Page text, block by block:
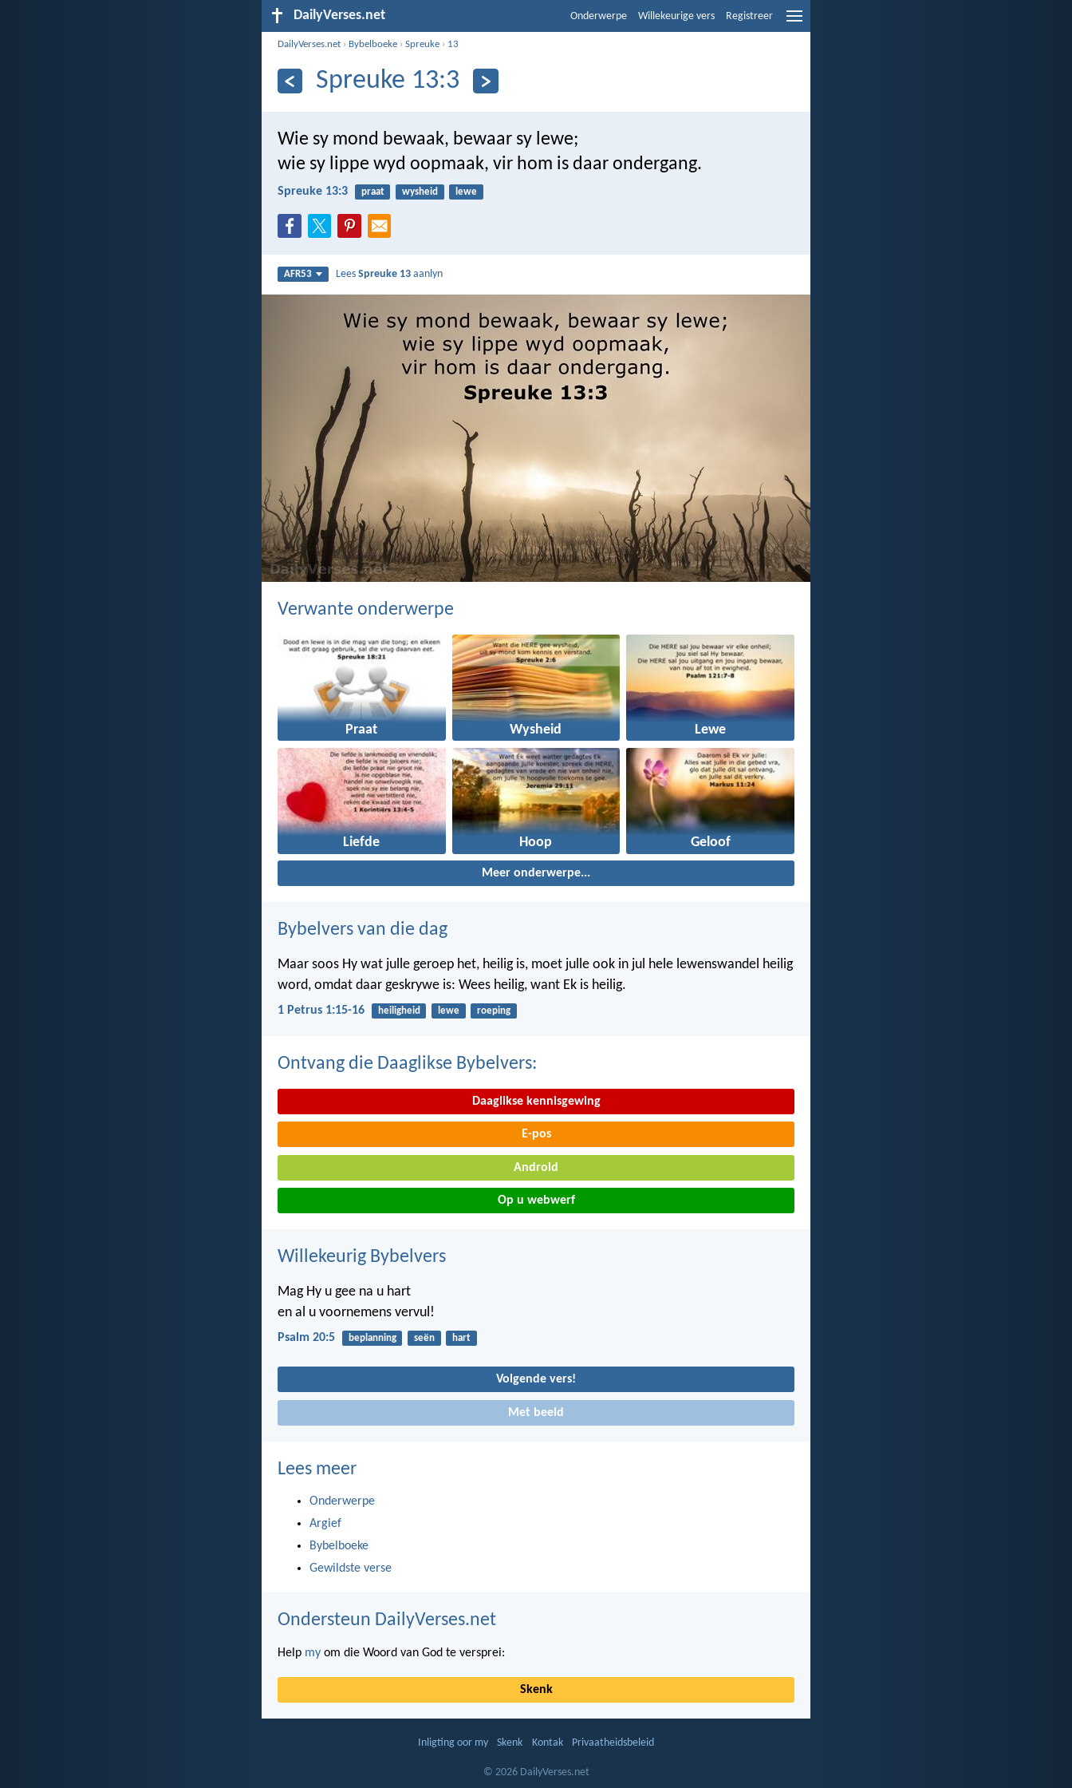
DailyVerses.net Onderwerpe Willekeurige vers Registreer
DailyVerses.net › Bybelboeke ›Spreuke › 13
Spreuke 13:3
Wie sy mond bewaak, bewaar sy lewe;
wie sy lippe wyd oopmaak, vir hom is daar ondergang.
Spreuke 13:3 praat wysheid lewe
AFR53 LeesSpreuke 13 aanlyn
Verwante onderwerpe
Praat Wysheid Lewe
Liefde Hoop Geloof
Meer onderwerpe...
Bybelvers van die dag
Maar soos Hy wat julle geroep het, heilig is, moet julle ook in jul hele lewenswandel heilig
word, omdat daar geskrywe is: Wees heilig, want Ek is heilig.
1 Petrus 1:15-16 heiligheid lewe roeping
Ontvang die Daaglikse Bybelvers:
Daaglikse kennisgewing
E-pos
Android
Op u webwerf
Willekeurig Bybelvers
Mag Hy u gee na u hart
en al u voornemens vervul!
Psalm 20:5 beplanning seën hart
Volgende vers!
Met beeld
Lees meer
Onderwerpe
Argief
Bybelboeke
Gewildste verse
Ondersteun DailyVerses.net
Help my om die Woord van God te versprei:
Skenk
Inligting oor my Skenk Kontak Privaatheidsbeleid
© 2026 DailyVerses.net